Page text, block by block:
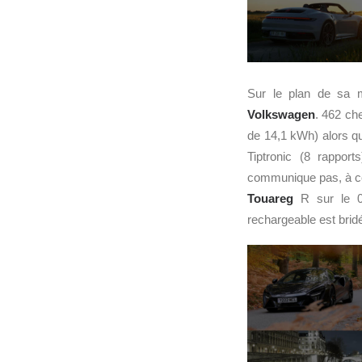
Sur le plan de sa
Volkswagen. 462
de 14,1 kWh) alors
Tiptronic (8
communique pas, à
Touareg R sur le
rechargeable est